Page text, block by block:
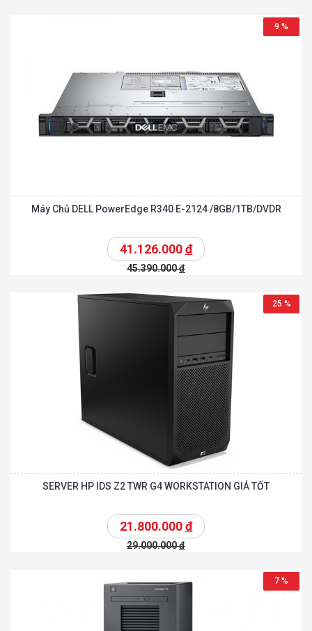
9 %
Máy Chủ DELL PowerEdge R340 E-2124 /8GB/1TB/DVDR
41.126.000đ
45.390.000đ
25 %
SERVER HP IDS Z2 TWR G4 WORKSTATION GIÁ TỐT
21.800.000đ
29.000.000đ
7 %